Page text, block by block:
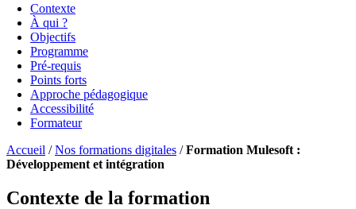
Contexte
À qui ?
Objectifs
Programme
Pré-requis
Points forts
Approche pédagogique
Accessibilité
Formateur
Accueil /Nos formations digitales /Formation Mulesoft :
Développement et intégration
Contexte de la formation